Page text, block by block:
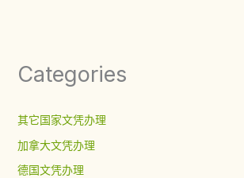
Categories
其它国家文凭办理
加拿大文凭办理
德国文凭办理